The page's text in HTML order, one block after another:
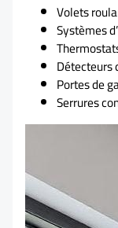
Volets
Systèmes
Détecteurs
Portes de
Serrures